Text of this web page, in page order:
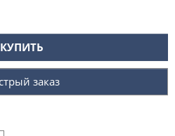
КУПИТЬ
заказ